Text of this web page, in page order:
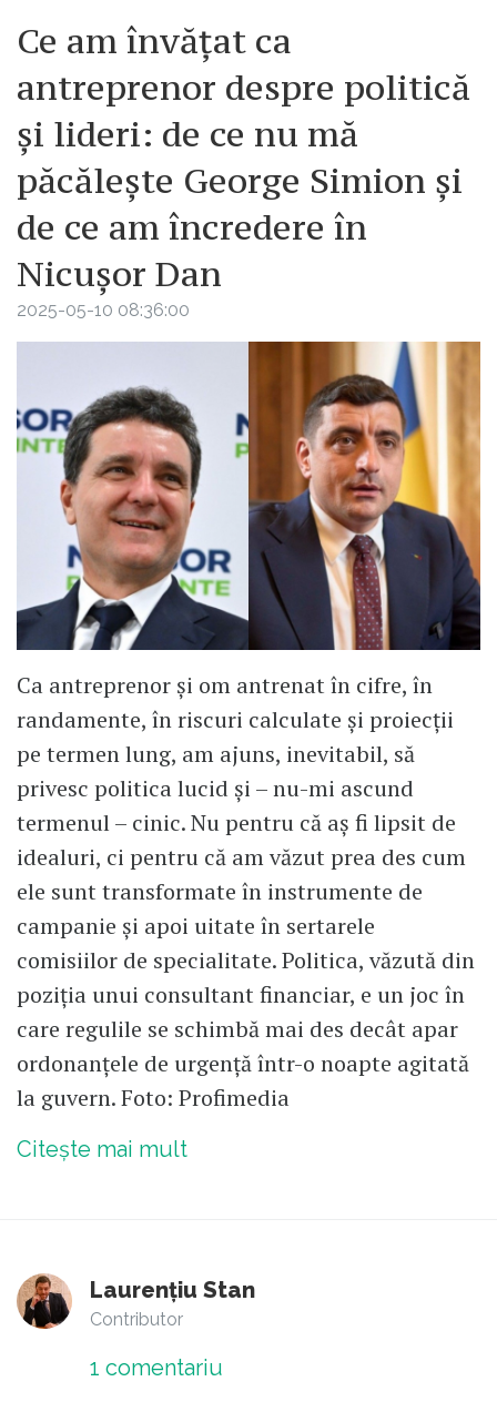
Ce am învățat ca
antreprenor despre politică
și lideri: de ce nu mă
păcălește George Simion și
de ce am încredere în
Nicușor Dan
2025-05-10 08:36:00
Ca antreprenor și om antrenat în cifre, în
randamente, în riscuri calculate și proiecții
pe termen lung, am ajuns, inevitabil, să
privesc politica lucid și – nu-mi ascund
termenul – cinic. Nu pentru că aș fi lipsit de
idealuri, ci pentru că am văzut prea des cum
ele sunt transformate în instrumente de
campanie și apoi uitate în sertarele
comisiilor de specialitate. Politica, văzută din
poziția unui consultant financiar, e un joc în
care regulile se schimbă mai des decât apar
ordonanțele de urgență într-o noapte agitată
la guvern. Foto: Profimedia
Citește mai mult
Laurențiu Stan
Contributor
1 comentariu